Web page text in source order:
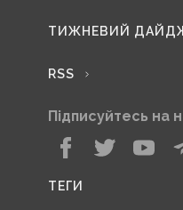
ТИЖНЕВИЙ
RSS
Підписуйтесь на
ТЕГИ